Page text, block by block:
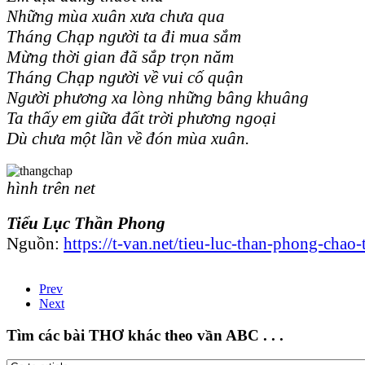
Những mùa xuân xưa chưa qua
Tháng Chạp người ta đi mua sắm
Mừng thời gian đã sắp trọn năm
Tháng Chạp người về vui cố quận
Người phương xa lòng những bâng khuâng
Ta thấy em giữa đất trời phương ngoại
Dù chưa một lần về đón mùa xuân.
hình trên net
Tiểu Lục Thần Phong
Nguồn: https://t-van.net/tieu-luc-than-phong-
Prev
Next
Tìm các bài THƠ khác theo vần ABC . . .